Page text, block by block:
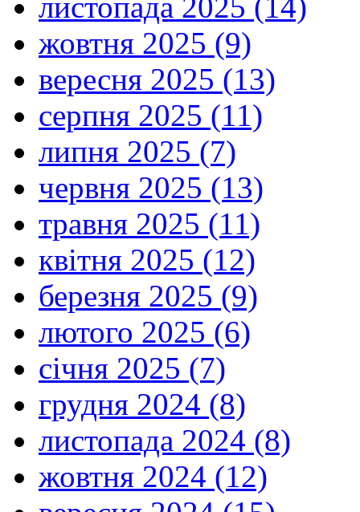
листопада 2025 (14)
жовтня 2025 (9)
вересня 2025 (13)
серпня 2025 (11)
липня 2025 (7)
червня 2025 (13)
травня 2025 (11)
квітня 2025 (12)
березня 2025 (9)
лютого 2025 (6)
січня 2025 (7)
грудня 2024 (8)
листопада 2024 (8)
жовтня 2024 (12)